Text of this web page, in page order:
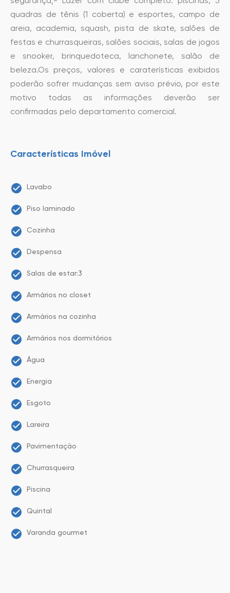
quadras de tênis (1 coberta) e esportes, campo de
areia, academia, squash, pista de skate, salões de
festas e churrasqueiras, salões sociais, salas de jogos
e snooker, brinquedoteca, lanchonete, salão de
beleza.Os preços, valores e caraterísticas exibidos
poderão sofrer mudanças sem aviso prévio, por este
motivo todas as informações deverão ser
confirmadas pelo departamento comercial.
Características Imóvel
Lavabo
Piso laminado
Cozinha
Despensa
Salas de estar:3
Armários no closet
Armários na cozinha
Armários nos dormitórios
Água
Energia
Esgoto
Lareira
Pavimentação
Churrasqueira
Piscina
Quintal
Varanda gourmet